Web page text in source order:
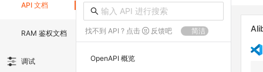
API 文档
RAM 鉴权文档
调试
找不到 API ? 点击 反馈吧 简洁
OpenAPI 概览